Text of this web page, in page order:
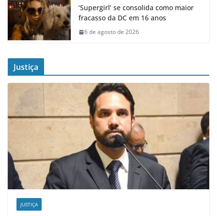
‘Supergirl’ se consolida como maior
fracasso da DC em 16 anos
6 de agosto de 2026
Justiça
JUSTIÇA